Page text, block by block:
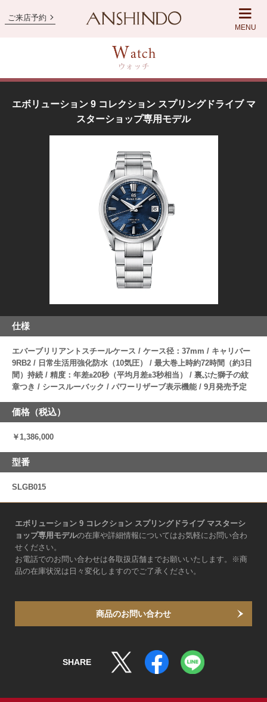
ご来店予約
MENU
エボリューション 9 コレクション スプリングドライブ マ
スターショップ専用モデル
仕様
エバーブリリアントスチールケース / ケース径：37mm / キャリバー
9RB2 / 日常生活用強化防水（10気圧） / 最大巻上時約72時間（約3日
間）持続 / 精度：年差±20秒（平均月差±3秒相当） / 裏ぶた獅子の紋
章つき / シースルーバック / パワーリザーブ表示機能 / 9月発売予定
価格（税込）
￥1,386,000
型番
SLGB015
エボリューション 9 コレクション スプリングドライブ マスターシ
ョップ専用モデルの在庫や詳細情報についてはお気軽にお問い合わ
せください。
お電話でのお問い合わせは各取扱店舗までお願いいたします。※商
品の在庫状況は日々変化しますのでご了承ください。
商品のお問い合わせ
SHARE